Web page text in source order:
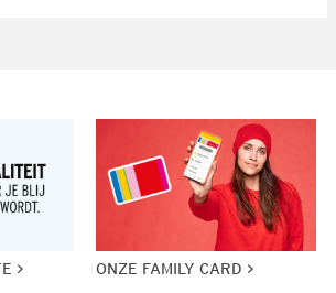
ONZE FAMILY CARD